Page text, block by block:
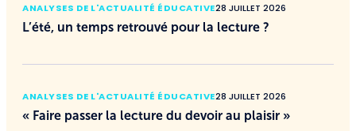
ANALYSES DE L'ACTUALITÉ ÉDUCATIVE28 JUILLET 2026
L’été, un temps retrouvé pour la lecture ?
ANALYSES DE L'ACTUALITÉ ÉDUCATIVE28 JUILLET 2026
« Faire passer la lecture du devoir au plaisir »